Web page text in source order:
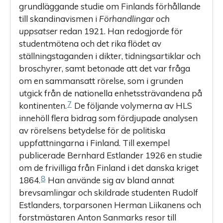
grundläggande studie om Finlands förhållande
till skandinavismen i Förhandlingar och
uppsatserredan 1921. Han redogjorde för
studentmötena och det rika flödet av
ställningstaganden i dikter, tidningsartiklar och
broschyrer, samt betonade att det var fråga
om en sammansatt rörelse, som i grunden
utgick från de nationella enhetssträvandena på
kontinenten.7 De följande volymerna av HLS
innehöll flera bidrag som fördjupade analysen
av rörelsens betydelse för de politiska
uppfattningarna i Finland. Till exempel
publicerade Bernhard Estlander 1926 en studie
om de frivilliga från Finland i det danska kriget
1864.8 Han använde sig av bland annat
brevsamlingar och skildrade studenten Rudolf
Estlanders, torparsonen Herman Liikanens och
forstmästaren Anton Sanmarks resor till